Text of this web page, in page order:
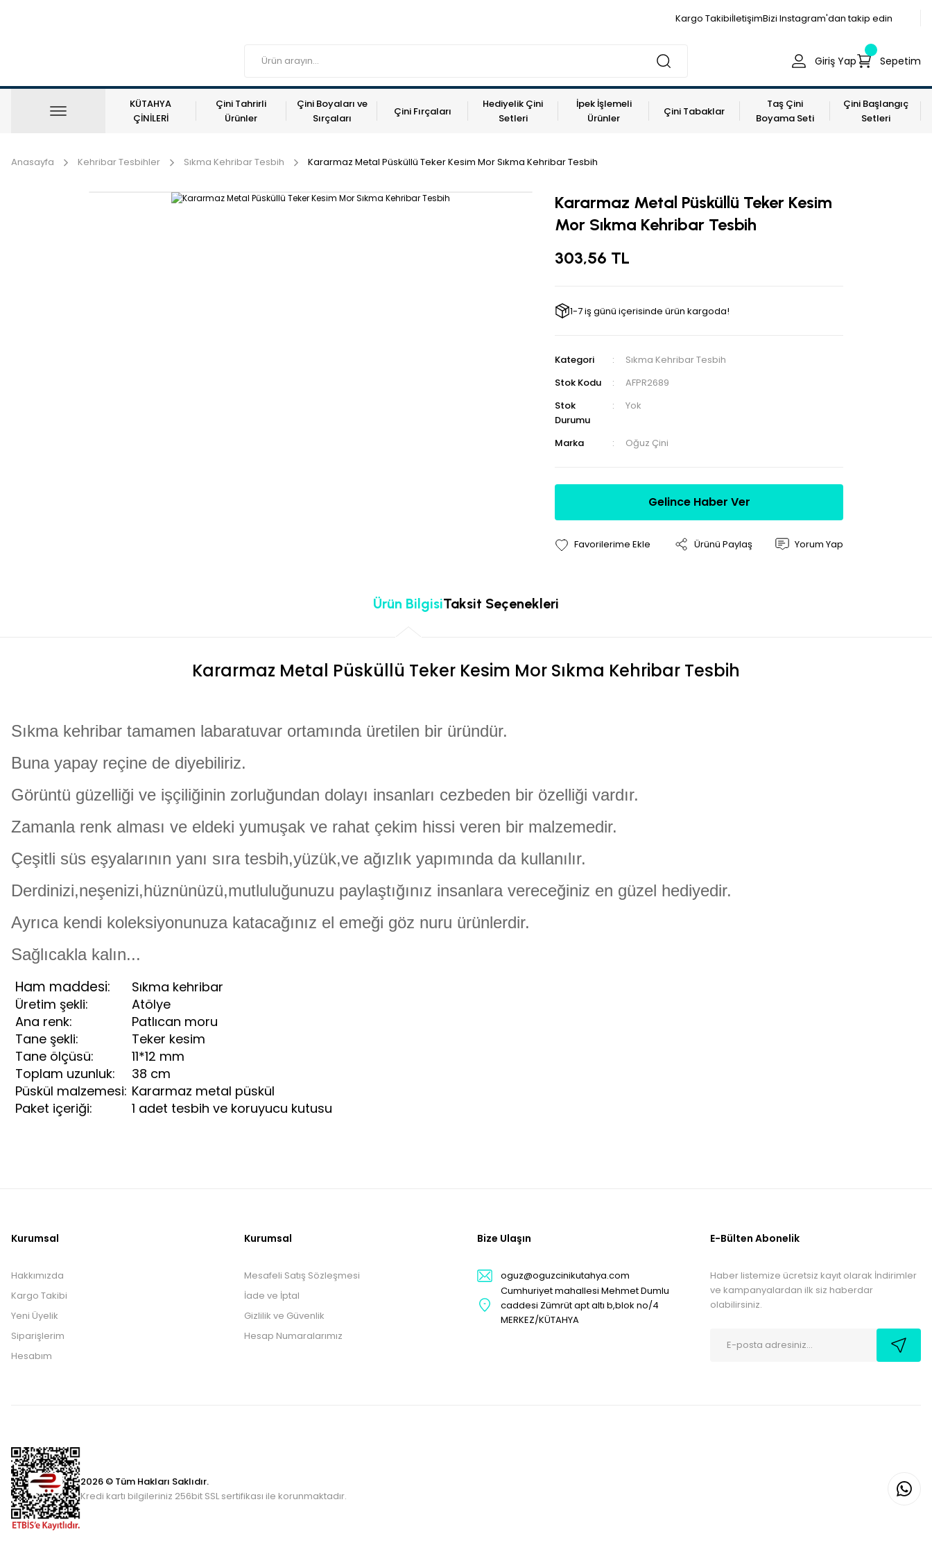
Kargo TakibiİletişimBizi Instagram'dan takip edin
Giriş Yap Sepetim
KÜTAHYA
ÇİNİLERİ
Çini Tahrirli
Ürünler
Çini Boyaları ve
Sırçaları
Çini Fırçaları
Hediyelik Çini
Setleri
İpek İşlemeli
Ürünler
Çini Tabaklar
Taş Çini
Boyama Seti
Çini Başlangıç
Setleri
Anasayfa Kehribar Tesbihler Sıkma Kehribar Tesbih Kararmaz Metal Püsküllü Teker Kesim Mor Sıkma Kehribar Tesbih
Kararmaz Metal Püsküllü Teker Kesim
Mor Sıkma Kehribar Tesbih
303,56 TL
1-7 iş günü içerisinde ürün kargoda!
Kategori
Sıkma Kehribar Tesbih
Stok Kodu
AFPR2689
Stok
Durumu
Yok
Marka Oğuz Çini
Gelince Haber Ver
Ürünü Paylaş Yorum Yap
Ürün BilgisiTaksit Seçenekleri
Kararmaz Metal Püsküllü Teker Kesim Mor Sıkma Kehribar Tesbih
Sıkma kehribar tamamen labaratuvar ortamında üretilen bir üründür.
Buna yapay reçine de diyebiliriz.
Görüntü güzelliği ve işçiliğinin zorluğundan dolayı insanları cezbeden bir özelliği vardır.
Zamanla renk alması ve eldeki yumuşak ve rahat çekim hissi veren bir malzemedir.
Çeşitli süs eşyalarının yanı sıra tesbih,yüzük,ve ağızlık yapımında da kullanılır.
Derdinizi,neşenizi,hüznünüzü,mutluluğunuzu paylaştığınız insanlara vereceğiniz en güzel hediyedir.
Ayrıca kendi koleksiyonunuza katacağınız el emeği göz nuru ürünlerdir.
Sağlıcakla kalın...
Ham maddesi:
Sıkma kehribar
Üretim şekli:
Atölye
Ana renk:
Patlıcan moru
Tane şekli:
Teker kesim
Tane ölçüsü:
11*12 mm
Toplam uzunluk:
38 cm
Püskül malzemesi: Kararmaz metal püskül
Paket içeriği:
1 adet tesbih ve koruyucu kutusu
Kurumsal
Hakkımızda
Kargo Takibi
Yeni Üyelik
Siparişlerim
Hesabım
Kurumsal
Mesafeli Satış Sözleşmesi
İade ve İptal
Gizlilik ve Güvenlik
Hesap Numaralarımız
Bize Ulaşın
oguz@oguzcinikutahya.com
Cumhuriyet mahallesi Mehmet Dumlu
caddesi Zümrüt apt altı b,blok no/4
MERKEZ/KÜTAHYA
E-Bülten Abonelik
Haber listemize ücretsiz kayıt olarak İndirimler
ve kampanyalardan ilk siz haberdar
olabilirsiniz.
2026 © Tüm Hakları Saklıdır.
Kredi kartı bilgileriniz 256bit SSL sertifikası ile korunmaktadır.